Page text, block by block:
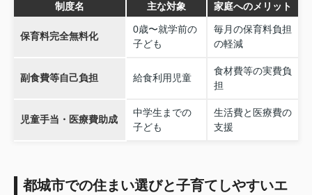
制度名 主な対象 家庭へのメリット
保育料完全無料化
0歳〜就学前の
子ども
毎月の保育料負担
の軽減
副食費等自己負担 給食利用児童
食材費等の実費負
担
児童手当・医療費助成
中学生までの
子ども
生活費と医療費の
支援
都城市での住まい選びと子育てしやすいエ